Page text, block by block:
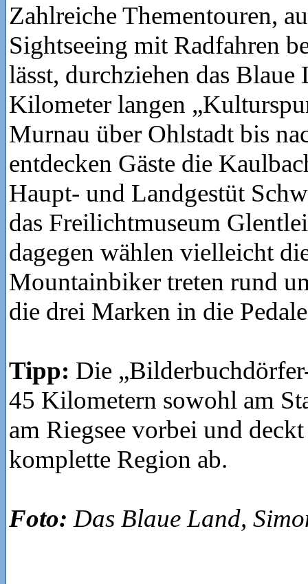
Zahlreiche Thementouren,
Sightseeing mit Radfahren
lässt, durchziehen das
Kilometer langen
Murnau über Ohlstadt bis
entdecken Gäste die
Haupt- und Landgestüt
das Freilichtmuseum
dagegen wählen vielleicht
Mountainbiker treten rund
die drei Marken in die
Tipp: Die
45 Kilometern sowohl am
am Riegsee vorbei und
komplette Region ab.
Foto: Das Blaue Land,